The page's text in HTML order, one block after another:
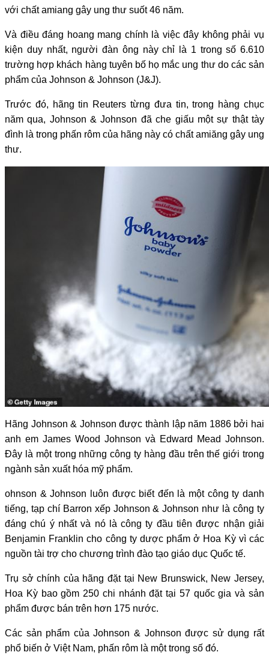
với chất amiang gây ung thư suốt 46 năm.
Và điều đáng hoang mang chính là việc đây không phải vụ
kiện duy nhất, người đàn ông này chỉ là 1 trong số 6.610
trường hợp khách hàng tuyên bố họ mắc ung thư do các sản
phẩm của Johnson & Johnson (J&J).
Trước đó, hãng tin Reuters từng đưa tin, trong hàng chục
năm qua, Johnson & Johnson đã che giấu một sự thật tày
đình là trong phấn rôm của hãng này có chất amiăng gây ung
thư.
Hãng Johnson & Johnson được thành lập năm 1886 bởi hai
anh em James Wood Johnson và Edward Mead Johnson.
Đây là một trong những công ty hàng đầu trên thế giới trong
ngành sản xuất hóa mỹ phẩm.
ohnson & Johnson luôn được biết đến là một công ty danh
tiếng, tạp chí Barron xếp Johnson & Johnson như là công ty
đáng chú ý nhất và nó là công ty đầu tiên được nhận giải
Benjamin Franklin cho công ty dược phẩm ở Hoa Kỳ vì các
nguồn tài trợ cho chương trình đào tạo giáo dục Quốc tế.
Trụ sở chính của hãng đặt tại New Brunswick, New Jersey,
Hoa Kỳ bao gồm 250 chi nhánh đặt tại 57 quốc gia và sản
phẩm được bán trên hơn 175 nước.
Các sản phẩm của Johnson & Johnson được sử dụng rất
phổ biến ở Việt Nam, phấn rôm là một trong số đó.